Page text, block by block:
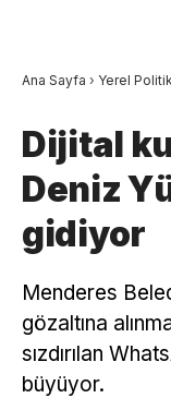
Ana Sayfa › Yerel
Dijital
Deniz
gidiyor
Menderes
gözaltına
sızdırılan
büyüyor.